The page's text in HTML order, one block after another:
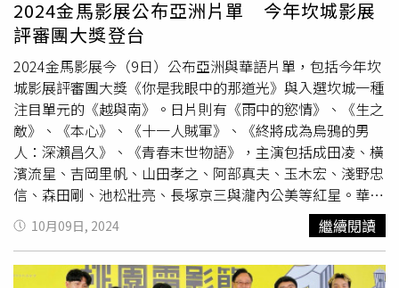
女配角，但最後都少了幾分緣分，因此至今仍會在金鐘獎收
穫獎項。不過，陳淑芳阿嬤已經在2020年金馬獎上，先以
《親愛的房客》勇奪最佳女配角，再以《孤味》中的演出抱
回最佳女主角，創下金馬獎首位在同屆拿下影后與女配角的
精采紀錄。《今日新聞NOW NEWS》還指出，2020年與陳
淑芳一同因《親愛的房客》抱回金馬獎影帝的男演員莫子
儀，在金鐘獎的「演技類提名」曾3度入圍男主角、3度入圍
男配角，卻遭遇6度摃龜，紀錄上堪稱獨占鰲頭。不過他
2018年以《台北歌手》與導演樓一安一同拿下「戲劇節目
編劇獎」，所以他已經算是金鐘獎得主，只不過並未摘得視
帝頭銜。
2024金馬影展公布亞洲片單 今年坎城影展
評審團大獎登台
2024金馬影展今（9日）公布亞洲與華語片單，包括今年坎
城影展評審團大獎《你是我眼中的那道光》與入選坎城一種
注目單元的《越與南》。日片則有《雨中的慾情》、《生之
敵》、《本心》、《十一人賊軍》、《終將成為烏鴉的男
人：深瀨昌久》、《青春末世物語》，主演包括成田凌、橫
濱流星、吉岡里帆、山田孝之、阿部真夫、玉木宏、淺野忠
信、森田剛、池松壯亮、長塚京三與瀧內公美等紅星。華語
電影除了所有金馬獎入圍影片外，還有張吉安《搖籃凡
世》、陳小娟《虎毒不》、劉慧伶《刺心切骨》、葉鈺瀛
《寄了一整個春天》，李康生與吳可熙主演的《藍色太陽
宮》、陳姸霏與項婕如合演的《夜校女生》以及多國合作的
10月09日, 2024 繼續閱讀